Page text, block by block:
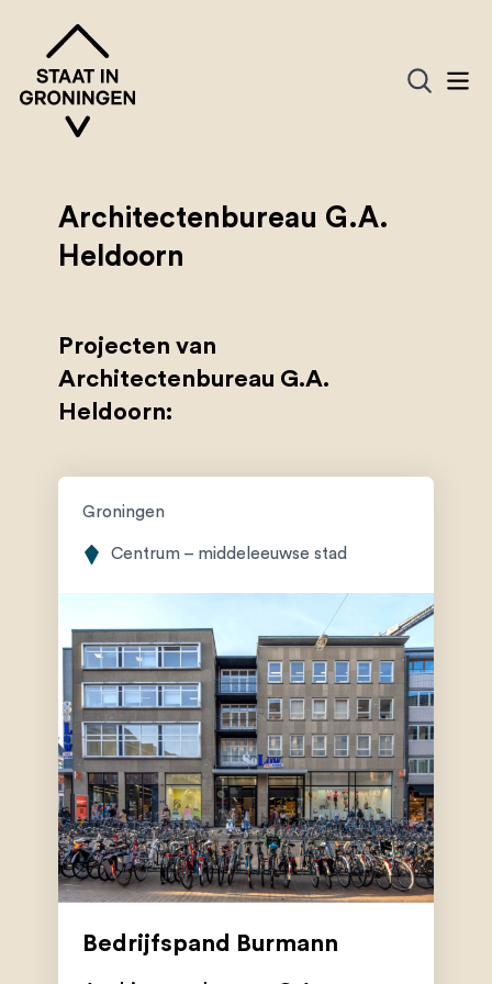
Architectenbureau G.A.
Heldoorn
Projecten van
Architectenbureau G.A.
Heldoorn:
Groningen
Centrum – middeleeuwse stad
Bedrijfspand Burmann